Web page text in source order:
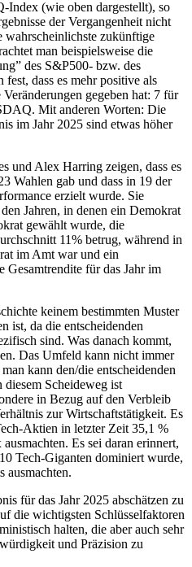
(wie oben dargestellt), so
der Vergangenheit nicht
wahrscheinlichste zukünftige
man beispielsweise die
des S&P500- bzw. des
dass es mehr positive als
gegeben hat: 7 für
Mit anderen Worten: Die
im Jahr 2025 sind etwas höher
und Alex Harring zeigen, dass es
Wahlen gab und dass in 19 der
erzielt wurde. Sie
Jahren, in denen ein Demokrat
gewählt wurde, die
11% betrug, während in
im Amt war und ein
für das Jahr im
keinem bestimmten Muster
ist, da die entscheidenden
sind. Was danach kommt,
Das Umfeld kann nicht immer
kann den/die entscheidenden
Scheideweg ist
in Bezug auf den Verbleib
zur Wirtschaftstätigkeit. Es
Aktien in letzter Zeit 35,1 %
Es sei daran erinnert,
Tech-Giganten dominiert wurde,
ausmachten.
für das Jahr 2025 abschätzen zu
die wichtigsten Schlüsselfaktoren
halten, die aber auch sehr
und Präzision zu